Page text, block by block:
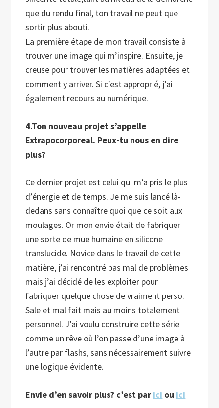
que du rendu final, ton travail ne peut que
sortir plus abouti.
La première étape de mon travail consiste à
trouver une image qui m’inspire. Ensuite, je
creuse pour trouver les matières adaptées et
comment y arriver. Si c’est approprié, j’ai
également recours au numérique.
4.Ton nouveau projet s’appelle
Extrapocorporeal. Peux-tu nous en dire
plus?
Ce dernier projet est celui qui m’a pris le plus
d’énergie et de temps. Je me suis lancé là-
dedans sans connaître quoi que ce soit aux
moulages. Or mon envie était de fabriquer
une sorte de mue humaine en silicone
translucide. Novice dans le travail de cette
matière, j’ai rencontré pas mal de problèmes
mais j’ai décidé de les exploiter pour
fabriquer quelque chose de vraiment perso.
Sale et mal fait mais au moins totalement
personnel. J’ai voulu construire cette série
comme un rêve où l’on passe d’une image à
l’autre par flashs, sans nécessairement suivre
une logique évidente.
Envie d’en savoir plus? c’est par ici ou ici